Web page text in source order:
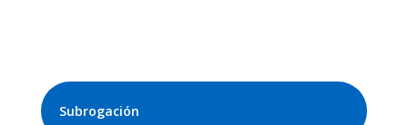
Subrogación